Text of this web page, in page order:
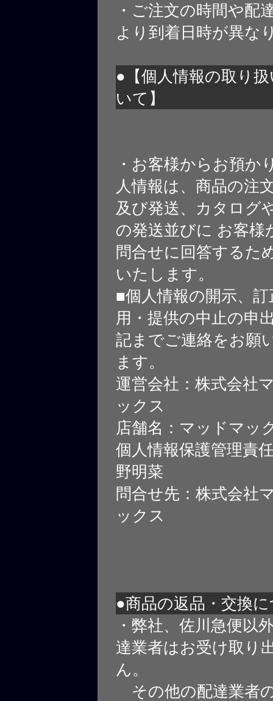
・ご注文の時間や配
より到着日時が異な
●【個人情報の取り
いて】
・お客様からお預か
人情報は、商品の注
及び発送、カタログ
の発送並びに お客様
問合せに回答するた
いたします。
■個人情報の開示、
用・提供の中止の申
記までご連絡をお願
ます。
運営会社：株式会社
ックス
店舗名：マッドマッ
個人情報保護管理責
野明菜
問合せ先：株式会社
ックス
●商品の返品・交換
・弊社、佐川急便以
達業者はお受け取り
ん。
その他の配達業者